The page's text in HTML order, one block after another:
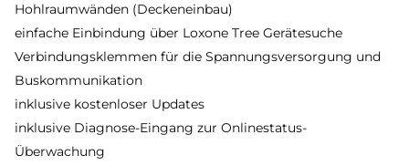
Hohlraumwänden (Deckeneinbau)
einfache Einbindung über Loxone Tree Gerätesuche
Verbindungsklemmen für die Spannungsversorgung und
Buskommunikation
inklusive kostenloser Updates
inklusive Diagnose-Eingang zur Onlinestatus-
Überwachung